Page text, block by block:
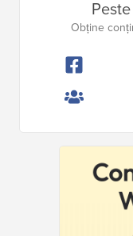
principală
Peste
Obține